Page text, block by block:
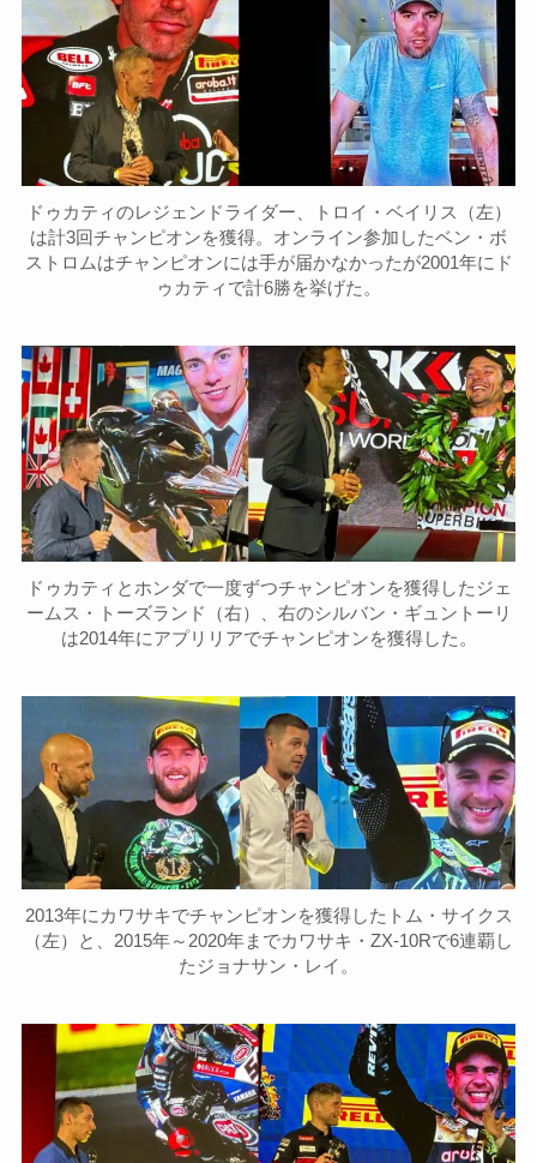
ドゥカティのレジェンドライダー、トロイ・ベイリス（左）
は計3回チャンピオンを獲得。オンライン参加したベン・ボ
ストロムはチャンピオンには手が届かなかったが2001年にド
ゥカティで計6勝を挙げた。
ドゥカティとホンダで一度ずつチャンピオンを獲得したジェ
ームス・トーズランド（右）、右のシルバン・ギュントーリ
は2014年にアプリリアでチャンピオンを獲得した。
2013年にカワサキでチャンピオンを獲得したトム・サイクス
（左）と、2015年～2020年までカワサキ・ZX-10Rで6連覇し
たジョナサン・レイ。